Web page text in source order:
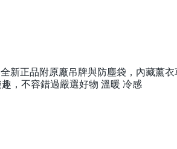
新正品附原廠吊牌與防塵袋，內藏薰
，不容錯過嚴選好物 溫暖 冷感